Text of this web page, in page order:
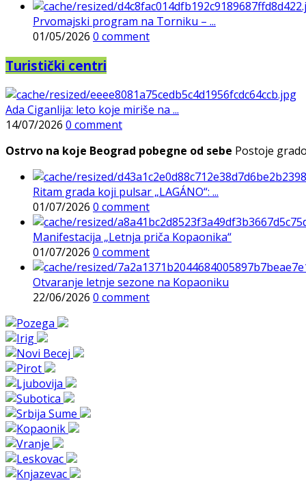
Prvomajski program na Torniku – ...
01/05/2026 0 comment
Turistički centri
Ada Ciganlija: leto koje miriše na ...
14/07/2026 0 comment
Ostrvo na koje Beograd pobegne od sebe Postoje
Ritam grada koji pulsar „LAGÁNO“: ...
01/07/2026 0 comment
Manifestacija „Letnja priča Kopaonika“
01/07/2026 0 comment
Otvaranje letnje sezone na Kopaoniku
22/06/2026 0 comment